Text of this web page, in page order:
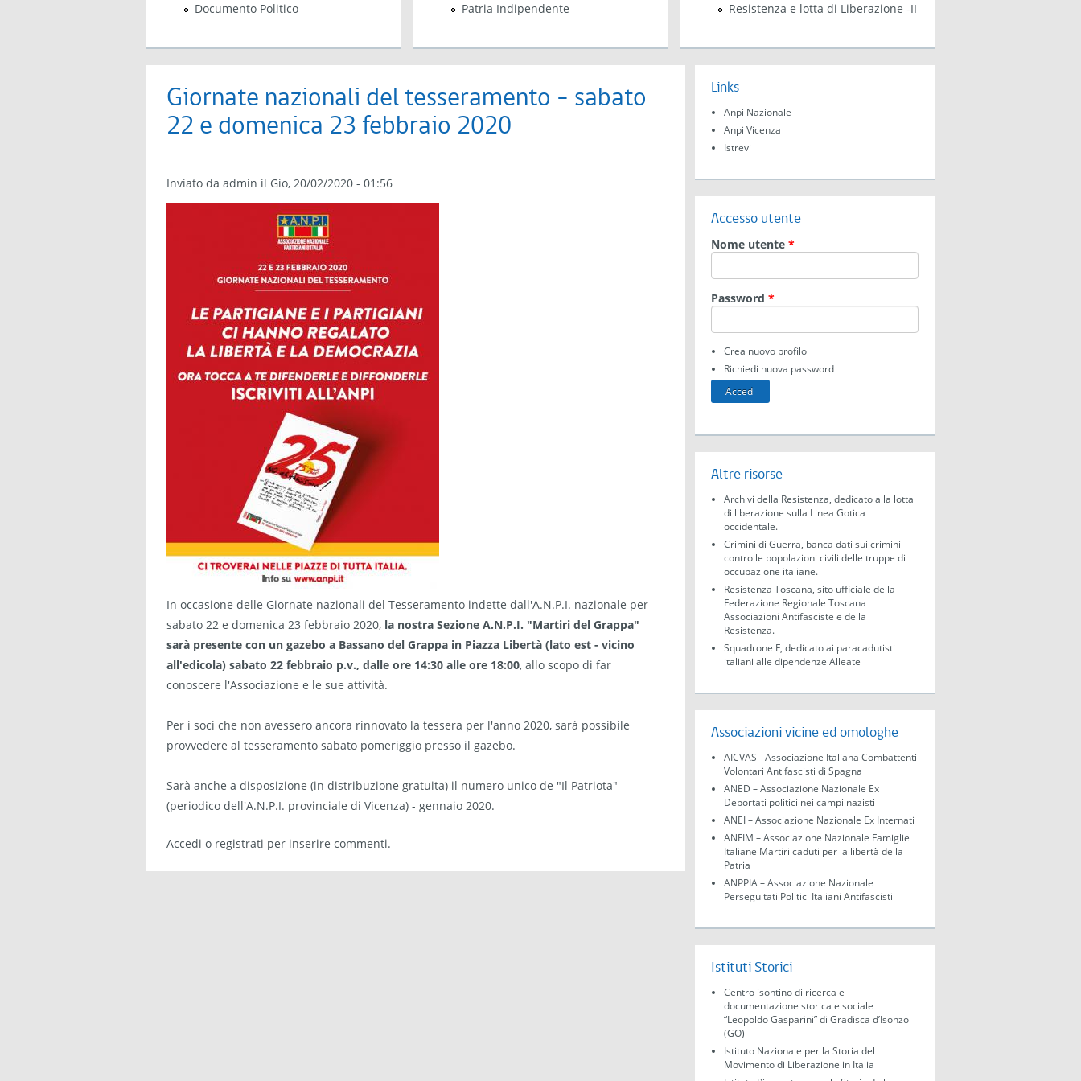
Documento Politico
Patria Indipendente
Resistenza e lotta di Liberazione -II
Giornate nazionali del tesseramento - sabato
22 e domenica 23 febbraio 2020
Inviato da admin il Gio, 20/02/2020 - 01:56
In occasione delle Giornate nazionali del Tesseramento indette dall'A.N.P.I. nazionale per
sabato 22 e domenica 23 febbraio 2020, la nostra Sezione A.N.P.I. "Martiri del Grappa"
sarà presente con un gazebo a Bassano del Grappa in Piazza Libertà (lato est - vicino
all'edicola) sabato 22 febbraio p.v., dalle ore 14:30 alle ore 18:00, allo scopo di far
conoscere l'Associazione e le sue attività.
Per i soci che non avessero ancora rinnovato la tessera per l'anno 2020, sarà possibile
provvedere al tesseramento sabato pomeriggio presso il gazebo.
Sarà anche a disposizione (in distribuzione gratuita) il numero unico de "Il Patriota"
(periodico dell'A.N.P.I. provinciale di Vicenza) - gennaio 2020.
Accedi o registrati per inserire commenti.
Links
Anpi Nazionale
Anpi Vicenza
Istrevi
Accesso utente
Nome utente*
Password*
Crea nuovo profilo
Richiedi nuova password
Altre risorse
Archivi della Resistenza, dedicato alla lotta
di liberazione sulla Linea Gotica
occidentale.
Crimini di Guerra, banca dati sui crimini
contro le popolazioni civili delle truppe di
occupazione italiane.
Resistenza Toscana, sito ufficiale della
Federazione Regionale Toscana
Associazioni Antifasciste e della
Resistenza.
Squadrone F, dedicato ai paracadutisti
italiani alle dipendenze Alleate
Associazioni vicine ed omologhe
AICVAS - Associazione Italiana Combattenti
Volontari Antifascisti di Spagna
ANED – Associazione Nazionale Ex
Deportati politici nei campi nazisti
ANEI – Associazione Nazionale Ex Internati
ANFIM – Associazione Nazionale Famiglie
Italiane Martiri caduti per la libertà della
Patria
ANPPIA – Associazione Nazionale
Perseguitati Politici Italiani Antifascisti
Istituti Storici
Centro isontino di ricerca e
documentazione storica e sociale
“Leopoldo Gasparini” di Gradisca d’Isonzo
(GO)
Istituto Nazionale per la Storia del
Movimento di Liberazione in Italia